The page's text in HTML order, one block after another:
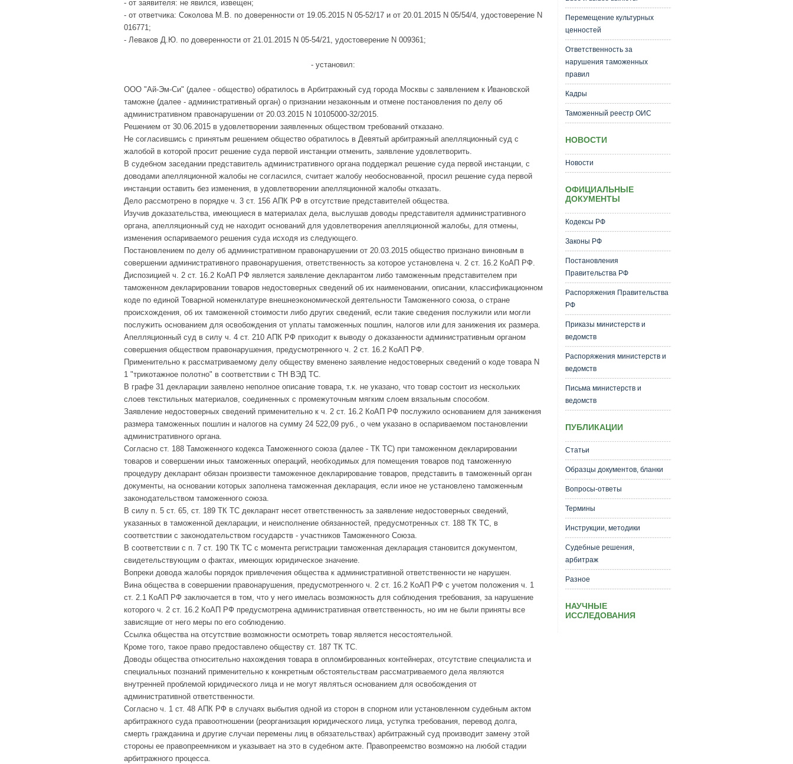
- от заявителя: не явился, извещен;
- от ответчика: Соколова М.В. по доверенности от 19.05.2015 N 05-52/17 и от 20.01.2015 N 05/54/4, удостоверение N
016771;
- Леваков Д.Ю. по доверенности от 21.01.2015 N 05-54/21, удостоверение N 009361;
- установил:
ООО "Ай-Эм-Си" (далее - общество) обратилось в Арбитражный суд города Москвы с заявлением к Ивановской
таможне (далее - административный орган) о признании незаконным и отмене постановления по делу об
административном правонарушении от 20.03.2015 N 10105000-32/2015.
Решением от 30.06.2015 в удовлетворении заявленных обществом требований отказано.
Не согласившись с принятым решением общество обратилось в Девятый арбитражный апелляционный суд с
жалобой в которой просит решение суда первой инстанции отменить, заявление удовлетворить.
В судебном заседании представитель административного органа поддержал решение суда первой инстанции, с
доводами апелляционной жалобы не согласился, считает жалобу необоснованной, просил решение суда первой
инстанции оставить без изменения, в удовлетворении апелляционной жалобы отказать.
Дело рассмотрено в порядке ч. 3 ст. 156 АПК РФ в отсутствие представителей общества.
Изучив доказательства, имеющиеся в материалах дела, выслушав доводы представителя административного
органа, апелляционный суд не находит оснований для удовлетворения апелляционной жалобы, для отмены,
изменения оспариваемого решения суда исходя из следующего.
Постановлением по делу об административном правонарушении от 20.03.2015 общество признано виновным в
совершении административного правонарушения, ответственность за которое установлена ч. 2 ст. 16.2 КоАП РФ.
Диспозицией ч. 2 ст. 16.2 КоАП РФ является заявление декларантом либо таможенным представителем при
таможенном декларировании товаров недостоверных сведений об их наименовании, описании, классификационном
коде по единой Товарной номенклатуре внешнеэкономической деятельности Таможенного союза, о стране
происхождения, об их таможенной стоимости либо других сведений, если такие сведения послужили или могли
послужить основанием для освобождения от уплаты таможенных пошлин, налогов или для занижения их размера.
Апелляционный суд в силу ч. 4 ст. 210 АПК РФ приходит к выводу о доказанности административным органом
совершения обществом правонарушения, предусмотренного ч. 2 ст. 16.2 КоАП РФ.
Применительно к рассматриваемому делу обществу вменено заявление недостоверных сведений о коде товара N
1 "трикотажное полотно" в соответствии с ТН ВЭД ТС.
В графе 31 декларации заявлено неполное описание товара, т.к. не указано, что товар состоит из нескольких
слоев текстильных материалов, соединенных с промежуточным мягким слоем вязальным способом.
Заявление недостоверных сведений применительно к ч. 2 ст. 16.2 КоАП РФ послужило основанием для занижения
размера таможенных пошлин и налогов на сумму 24 522,09 руб., о чем указано в оспариваемом постановлении
административного органа.
Согласно ст. 188 Таможенного кодекса Таможенного союза (далее - ТК ТС) при таможенном декларировании
товаров и совершении иных таможенных операций, необходимых для помещения товаров под таможенную
процедуру декларант обязан произвести таможенное декларирование товаров, представить в таможенный орган
документы, на основании которых заполнена таможенная декларация, если иное не установлено таможенным
законодательством таможенного союза.
В силу п. 5 ст. 65, ст. 189 ТК ТС декларант несет ответственность за заявление недостоверных сведений,
указанных в таможенной декларации, и неисполнение обязанностей, предусмотренных ст. 188 ТК ТС, в
соответствии с законодательством государств - участников Таможенного Союза.
В соответствии с п. 7 ст. 190 ТК ТС с момента регистрации таможенная декларация становится документом,
свидетельствующим о фактах, имеющих юридическое значение.
Вопреки довода жалобы порядок привлечения общества к административной ответственности не нарушен.
Вина общества в совершении правонарушения, предусмотренного ч. 2 ст. 16.2 КоАП РФ с учетом положения ч. 1
ст. 2.1 КоАП РФ заключается в том, что у него имелась возможность для соблюдения требования, за нарушение
которого ч. 2 ст. 16.2 КоАП РФ предусмотрена административная ответственность, но им не были приняты все
зависящие от него меры по его соблюдению.
Ссылка общества на отсутствие возможности осмотреть товар является несостоятельной.
Кроме того, такое право предоставлено обществу ст. 187 ТК ТС.
Доводы общества относительно нахождения товара в опломбированных контейнерах, отсутствие специалиста и
специальных познаний применительно к конкретным обстоятельствам рассматриваемого дела являются
внутренней проблемой юридического лица и не могут являться основанием для освобождения от
административной ответственности.
Согласно ч. 1 ст. 48 АПК РФ в случаях выбытия одной из сторон в спорном или установленном судебным актом
арбитражного суда правоотношении (реорганизация юридического лица, уступка требования, перевод долга,
смерть гражданина и другие случаи перемены лиц в обязательствах) арбитражный суд производит замену этой
стороны ее правопреемником и указывает на это в судебном акте. Правопреемство возможно на любой стадии
арбитражного процесса.
Перемещение культурных
ценностей
Ответственность за
нарушения таможенных
правил
Кадры
Таможенный реестр ОИС
НОВОСТИ
Новости
ОФИЦИАЛЬНЫЕ
ДОКУМЕНТЫ
Кодексы РФ
Законы РФ
Постановления
Правительства РФ
Распоряжения Правительства
РФ
Приказы министерств и
ведомств
Распоряжения министерств и
ведомств
Письма министерств и
ведомств
ПУБЛИКАЦИИ
Статьи
Образцы документов, бланки
Вопросы-ответы
Термины
Инструкции, методики
Судебные решения,
арбитраж
Разное
НАУЧНЫЕ
ИССЛЕДОВАНИЯ